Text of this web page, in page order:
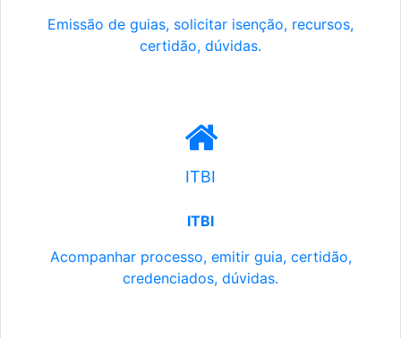
Emissão de guias, solicitar isenção, recursos,
certidão, dúvidas.
ITBI
ITBI
Acompanhar processo, emitir guia, certidão,
credenciados, dúvidas.